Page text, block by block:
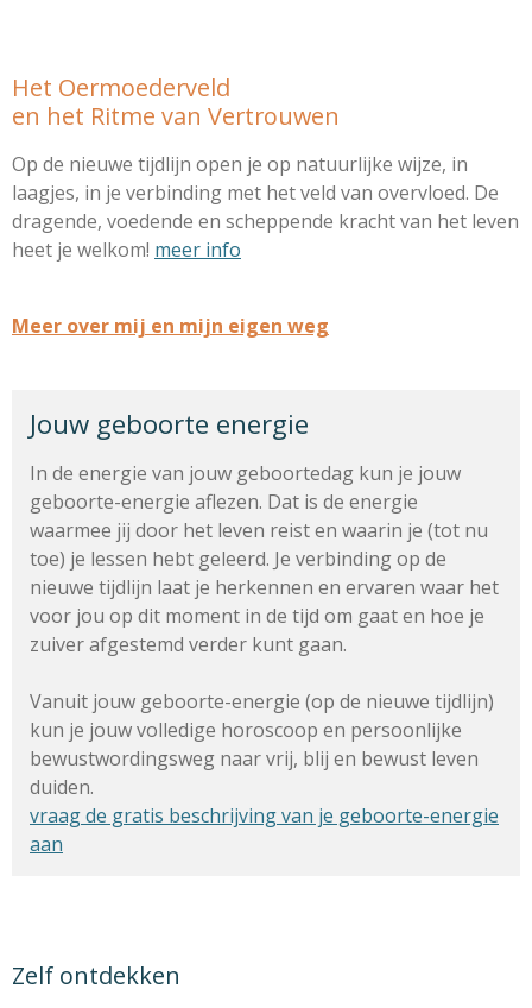
Het Oermoederveld
en het Ritme van Vertrouwen
Op de nieuwe tijdlijn open je op natuurlijke wijze, in
laagjes, in je verbinding met het veld van overvloed. De
dragende, voedende en scheppende kracht van het leven
heet je welkom! meer info
Meer over mij en mijn eigen weg
Jouw geboorte energie
In de energie van jouw geboortedag kun je jouw
geboorte-energie aflezen. Dat is de energie
waarmee jij door het leven reist en waarin je (tot nu
toe) je lessen hebt geleerd. Je verbinding op de
nieuwe tijdlijn laat je herkennen en ervaren waar het
voor jou op dit moment in de tijd om gaat en hoe je
zuiver afgestemd verder kunt gaan.
Vanuit jouw geboorte-energie (op de nieuwe tijdlijn)
kun je jouw volledige horoscoop en persoonlijke
bewustwordingsweg naar vrij, blij en bewust leven
duiden.
vraag de gratis beschrijving van je geboorte-energie
aan
Zelf ontdekken